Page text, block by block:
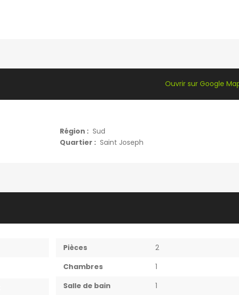
Région : Sud
Quartier : Saint Joseph
Ouvrir sur Google
Pièces
2
Chambres
1
Salle de bain
1